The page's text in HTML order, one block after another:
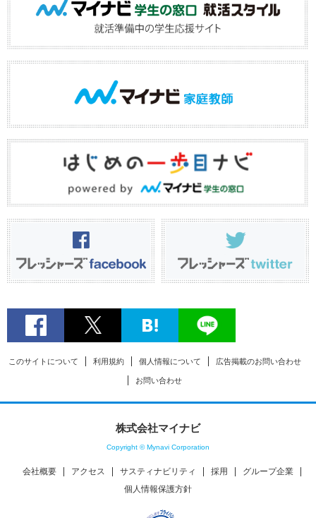
このサイトについて 利用規約 個人情報について 広告掲載のお問い合わせ
お問い合わせ
株式会社マイナビ
Copyright © Mynavi Corporation
会社概要 アクセス サスティナビリティ 採用
グループ企業
個人情報保護方針